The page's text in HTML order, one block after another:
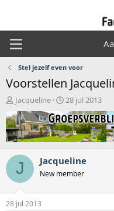
Stel jezelf even voor
Voorstellen
O
n
d
e
r
w
r
p
s
t
Jacqueline
S
a
r
t
a
t
m
28 jul 2013
J Jacqueline
New member
28 jul 2013